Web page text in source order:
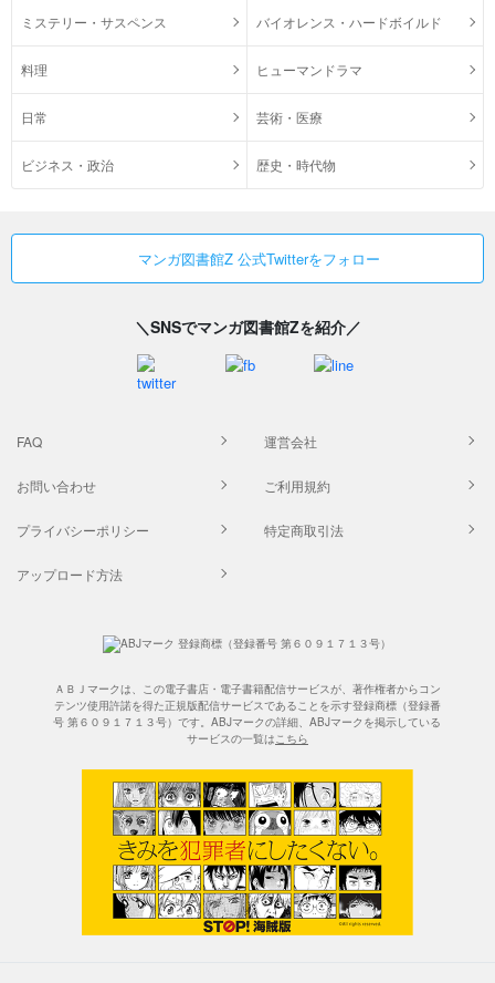
ミステリー・サスペンス バイオレンス・ハードボイルド
料理 ヒューマンドラマ
日常 芸術・医療
ビジネス・政治 歴史・時代物
マンガ図書館Z 公式Twitterをフォロー
＼SNSでマンガ図書館Zを紹介／
FAQ 運営会社
お問い合わせ ご利用規約
プライバシーポリシー 特定商取引法
アップロード方法
ＡＢＪマークは、この電子書店・電子書籍配信サービスが、著作権者からコン
テンツ使用許諾を得た正規版配信サービスであることを示す登録商標（登録番
号 第６０９１７１３号）です。ABJマークの詳細、ABJマークを掲示している
サービスの一覧はこちら